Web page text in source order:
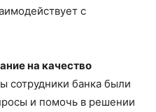
с
на качество
сотрудники банка были
и помочь в решении